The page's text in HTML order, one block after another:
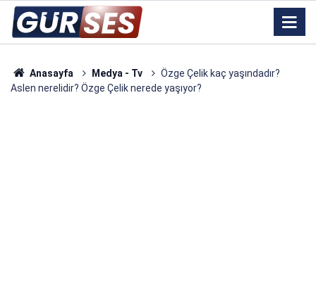
Anasayfa Medya - Tv
Özge Çelik kaç yaşındadır?
Aslen nerelidir? Özge Çelik nerede yaşıyor?